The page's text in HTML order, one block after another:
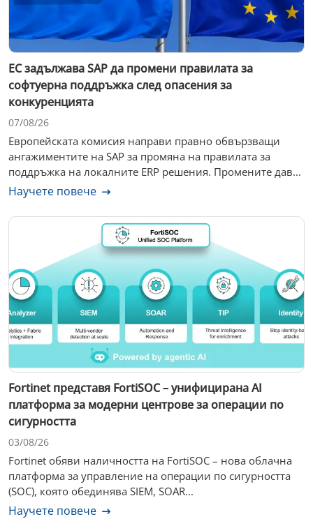
ЕС задължава SAP да промени правилата за
софтуерна поддръжка след опасения за
конкуренцията
07/08/26
Европейската комисия направи правно обвързващи
ангажиментите на SAP за промяна на правилата за
поддръжка на локалните ERP решения. Промените дав...
Научете повече
Fortinet представя FortiSOC – унифицирана AI
платформа за модерни центрове за операции по
сигурността
03/08/26
Fortinet обяви наличността на FortiSOC – нова облачна
платформа за управление на операции по сигурността
(SOC), която обединява SIEM, SOAR...
Научете повече